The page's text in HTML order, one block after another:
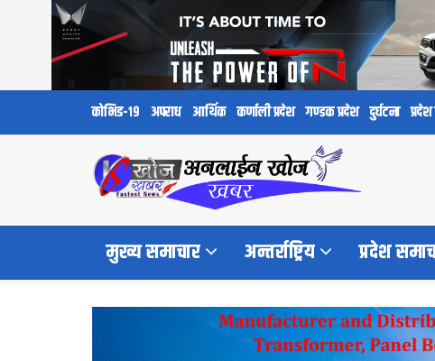
कोभिड-१९ अपराध आर्थिक कर्णाली प्रदेश गण्डक प्रदेश दुर्घटना
मुख्य समाचार अन्तर्राष्ट्रिय प्रदेश